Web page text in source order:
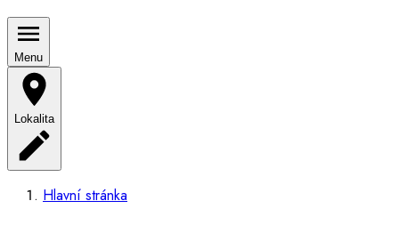
Menu
Lokalita
Hlavní stránka